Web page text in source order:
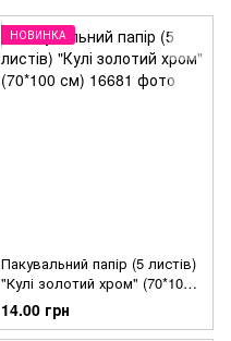
НОВИНКА
Пакувальний папір (5 листів)
"Кулі золотий хром" (70*100
см)
14.00 грн